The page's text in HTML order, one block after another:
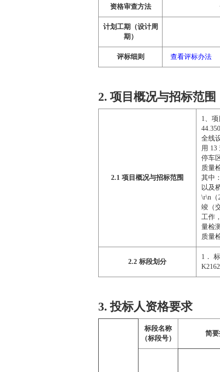
资格审查方法
计划工期（设计周
期）
评标细则 查看评标办法
2. 项目概况与招标范围
2.1 项目概况与招标范围
1、
全线
用 13
停车
质量
其中
以及
\r\n（
竣（
工作
量检
质量
2.2 标段划分
1．
3. 投标人资格要求
标段名称
（标段号）
简